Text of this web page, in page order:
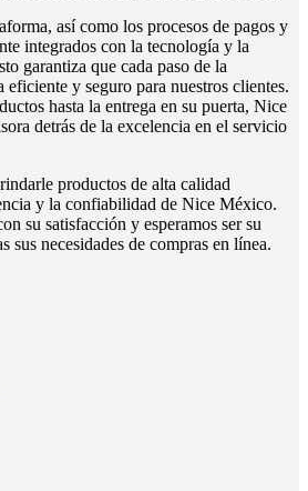
así como los procesos de pagos y
integrados con la tecnología y la
garantiza que cada paso de la
eficiente y seguro para nuestros clientes.
hasta la entrega en su puerta, Nice
detrás de la excelencia en el servicio
productos de alta calidad
y la confiabilidad de Nice México.
su satisfacción y esperamos ser su
sus necesidades de compras en línea.